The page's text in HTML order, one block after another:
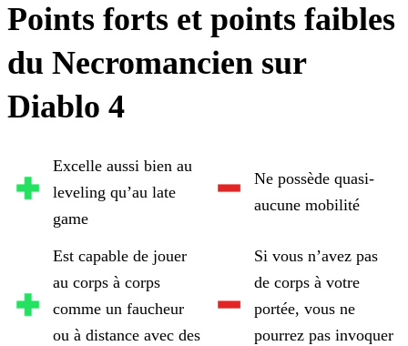
Points forts et points faibles
du Necromancien sur
Diablo 4
Excelle aussi bien au
leveling qu’au late
game
Ne possède quasi-
aucune mobilité
Est capable de jouer
au corps à corps
comme un faucheur
ou à distance avec des
Si vous n’avez pas
de corps à votre
portée, vous ne
pourrez pas invoquer